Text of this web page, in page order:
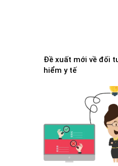
Đề xuất mới về đối
hiểm y tế